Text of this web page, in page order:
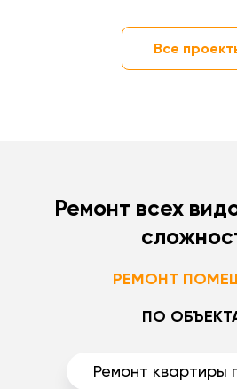
Все
Ремонт всех
РЕМОНТ
ПО
Ремонт квартиры